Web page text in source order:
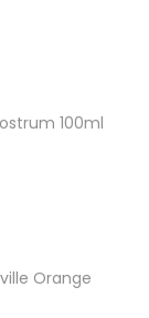
100ml
Orange